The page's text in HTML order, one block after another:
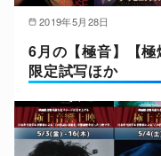
2019年5月28日
6月の【極音】【
限定試写ほか